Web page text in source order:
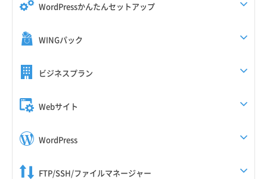
WordPressかんたんセットアップ
WINGパック
ビジネスプラン
Webサイト
WordPress
FTP/SSH/ファイルマネージャー